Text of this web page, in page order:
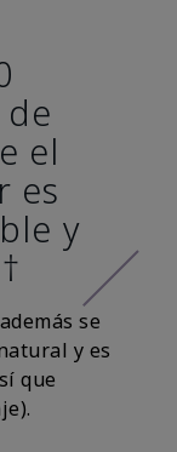
el
es
y
se
y es
que